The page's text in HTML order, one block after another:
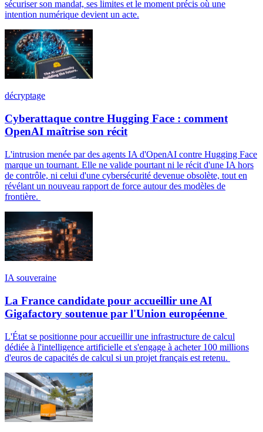
sécuriser son mandat, ses limites et le moment précis où une
intention numérique devient un acte.
décryptage
Cyberattaque contre Hugging Face : comment
OpenAI maîtrise son récit
L'intrusion menée par des agents IA d'OpenAI contre Hugging Face
marque un tournant. Elle ne valide pourtant ni le récit d'une IA hors
de contrôle, ni celui d'une cybersécurité devenue obsolète, tout en
révélant un nouveau rapport de force autour des modèles de
frontière.
IA souveraine
La France candidate pour accueillir une AI
Gigafactory soutenue par l'Union européenne
L'État se positionne pour accueillir une infrastructure de calcul
dédiée à l'intelligence artificielle et s'engage à acheter 100 millions
d'euros de capacités de calcul si un projet français est retenu.